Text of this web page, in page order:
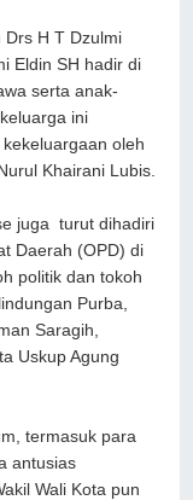
H T Dzulmi
Eldin SH hadir di
serta anak-
ini
oleh
Khairani Lubis.
juga turut dihadiri
Daerah (OPD) di
politik dan tokoh
Purba,
Saragih,
Uskup Agung
termasuk para
antusias
Wali Kota pun